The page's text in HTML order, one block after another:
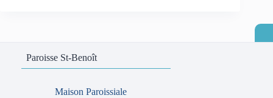
Paroisse St-Benoît
Maison Paroissiale